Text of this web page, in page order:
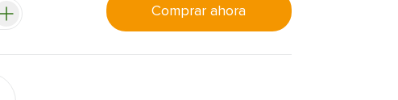
Comprar ahora